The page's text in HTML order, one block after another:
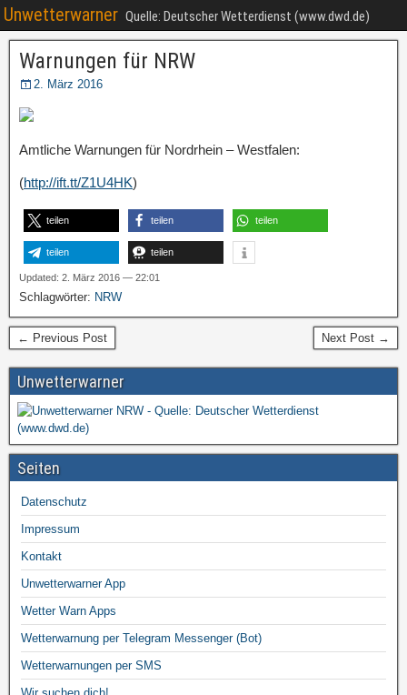
Unwetterwarner Quelle: Deutscher Wetterdienst (www.dwd.de)
Warnungen für NRW
2. März 2016
Amtliche Warnungen für Nordrhein – Westfalen:
(http://ift.tt/Z1U4HK)
teilen teilen teilen
teilen teilen
Updated: 2. März 2016 — 22:01
Schlagwörter: NRW
← Previous Post Next Post →
Unwetterwarner
Seiten
Datenschutz
Impressum
Kontakt
Unwetterwarner App
Wetter Warn Apps
Wetterwarnung per Telegram Messenger (Bot)
Wetterwarnungen per SMS